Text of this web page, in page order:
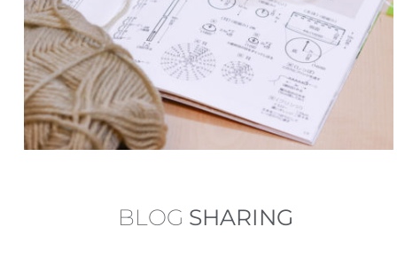
內鉤短針及外鉤短針的鉤織做法教學 How to make fbsc and bpsc for crochet
內鉤長針及外鉤長針的鉤織做法教學 How to make fbdc and bpdc for crochet
短針及長針的延長針法鉤織做法教學 How to make extended single crochet and extended double crochet
繞線後到底要拉多高？
BLOG SHARING